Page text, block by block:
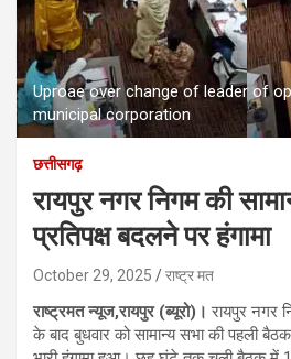
Uproae over change of leader of
municipal corporation
छत्तीसगढ़
रायपुर नगर निगम की
प्रतिपक्ष बदलने पर हंगामा
October 29, 2025 राष्ट्र मत
राष्ट्रमत न्यूज,रायपुर (ब्यूरो)। रायपुर नगर
के बाद बुधवार को सामान्य सभा की पहली